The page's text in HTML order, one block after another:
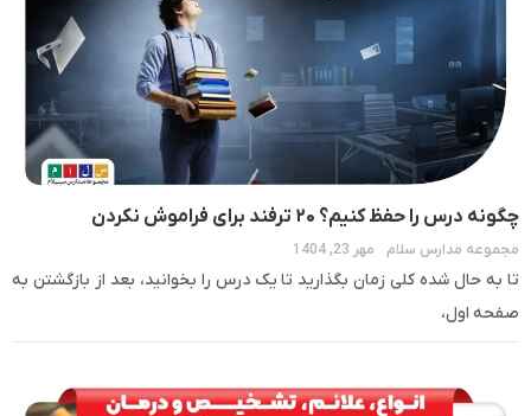
چگونه درس را حفظ کنیم؟ ۲۰ ترفند برای فراموش نکردن
مجموعه مدارس سلام مهر 23, 1404
تا به حال شده کلی زمان بگذارید تا یک درس را بخوانید، بعد از بازگشتن به
صفحه اول،